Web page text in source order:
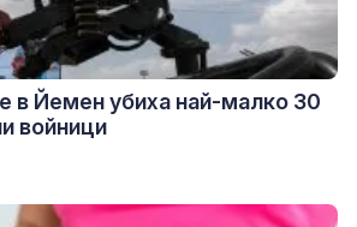
в Йемен убиха най-малко 30
войници